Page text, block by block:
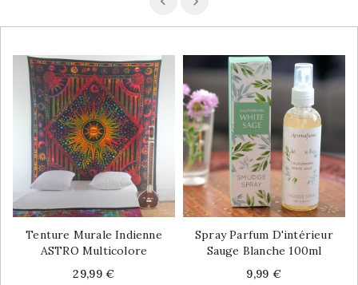
Tenture Murale Indienne
ASTRO Multicolore
Price
29,99 €
Spray Parfum D'intérieur
Sauge Blanche 100ml
Price
9,99 €